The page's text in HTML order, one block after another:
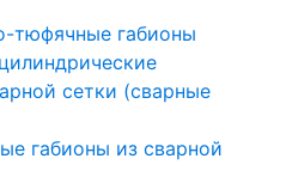
тюфячные габионы
сетки (сварные
габионы из сварной